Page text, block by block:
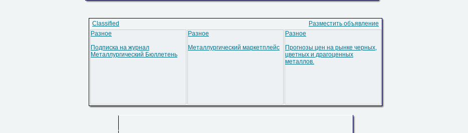
Classified
Разместить объявление
Разное
Подписка на журнал
Металлургический Бюллетень
Разное
Металлургический маркетплейс
Разное
Прогнозы цен на рынке черных,
цветных и драгоценных
металлов.